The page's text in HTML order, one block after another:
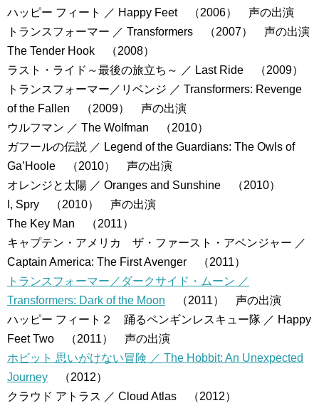
ハッピー フィート ／ Happy Feet （2006） 声の出演
トランスフォーマー ／ Transformers （2007） 声の出演
The Tender Hook （2008）
ラスト・ライド～最後の旅立ち～ ／ Last Ride （2009）
トランスフォーマー／リベンジ ／ Transformers: Revenge
of the Fallen （2009） 声の出演
ウルフマン ／ The Wolfman （2010）
ガフールの伝説 ／ Legend of the Guardians: The Owls of
Ga’Hoole （2010） 声の出演
オレンジと太陽 ／ Oranges and Sunshine （2010）
I, Spry （2010） 声の出演
The Key Man （2011）
キャプテン・アメリカ ザ・ファースト・アベンジャー ／
Captain America: The First Avenger （2011）
トランスフォーマー／ダークサイド・ムーン ／
Transformers: Dark of the Moon （2011） 声の出演
ハッピー フィート２ 踊るペンギンレスキュー隊 ／ Happy
Feet Two （2011） 声の出演
ホビット 思いがけない冒険 ／ The Hobbit: An Unexpected
Journey （2012）
クラウド アトラス ／ Cloud Atlas （2012）